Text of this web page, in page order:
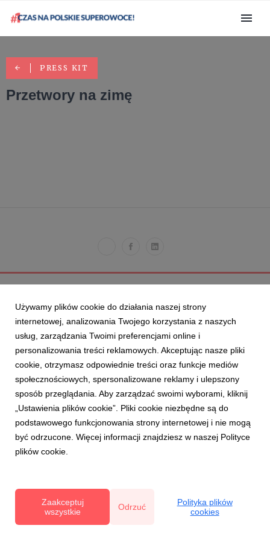
PRESS KIT
Przetwory na zimę
Używamy plików cookie do działania naszej strony
internetowej, analizowania Twojego korzystania z naszych
usług, zarządzania Twoimi preferencjami online i
personalizowania treści reklamowych. Akceptując nasze pliki
cookie, otrzymasz odpowiednie treści oraz funkcje mediów
społecznościowych, spersonalizowane reklamy i ulepszony
sposób przeglądania. Aby zarządzać swoimi wyborami, kliknij
„Ustawienia plików cookie”. Pliki cookie niezbędne są do
podstawowego funkcjonowania strony internetowej i nie mogą
być odrzucone. Więcej informacji znajdziesz w naszej Polityce
plików cookie.
Zaakceptuj
wszystkie
Odrzuć
Polityka plików
cookies